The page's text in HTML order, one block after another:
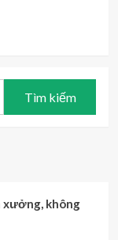
xưởng, không